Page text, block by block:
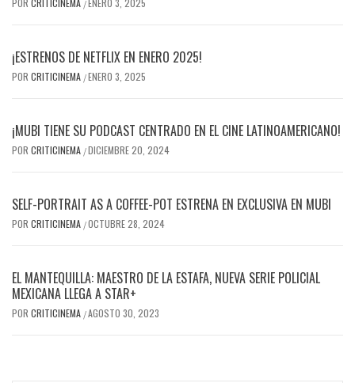
POR CRITICINEMA / ENERO 3, 2025
¡ESTRENOS DE NETFLIX EN ENERO 2025!
POR CRITICINEMA /ENERO 3, 2025
¡MUBI TIENE SU PODCAST CENTRADO EN EL CINE LATINOAMERICANO!
POR CRITICINEMA /DICIEMBRE 20, 2024
SELF-PORTRAIT AS A COFFEE-POT ESTRENA EN EXCLUSIVA EN MUBI
POR CRITICINEMA /OCTUBRE 28, 2024
EL MANTEQUILLA: MAESTRO DE LA ESTAFA, NUEVA SERIE POLICIAL
MEXICANA LLEGA A STAR+
POR CRITICINEMA /AGOSTO 30, 2023